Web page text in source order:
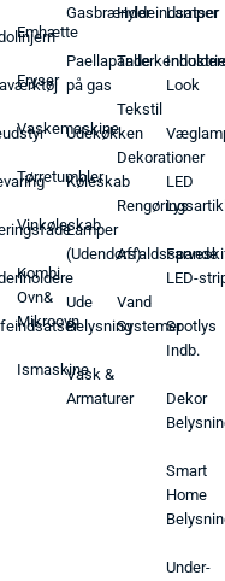
Emhætte
Fryser
Vaskemaskine
Tørretumbler
Vinkøleskab
Kombi
Ovn&
Mikroovn
Ismaskine
Gasbrænder
Paellapande
på gas
Udekøkken
Køleskab
Lamper
(Udendørs)
Ude
Belysning
Vask &
Armaturer
Hyldeindsatser
Tekstil
Dekorationer
Affaldsspande
Vand
Systemer
Lamper
Look
LED
Lys
LED-
Spotlys
Indb.
Dekor
Smart
Home
Under-